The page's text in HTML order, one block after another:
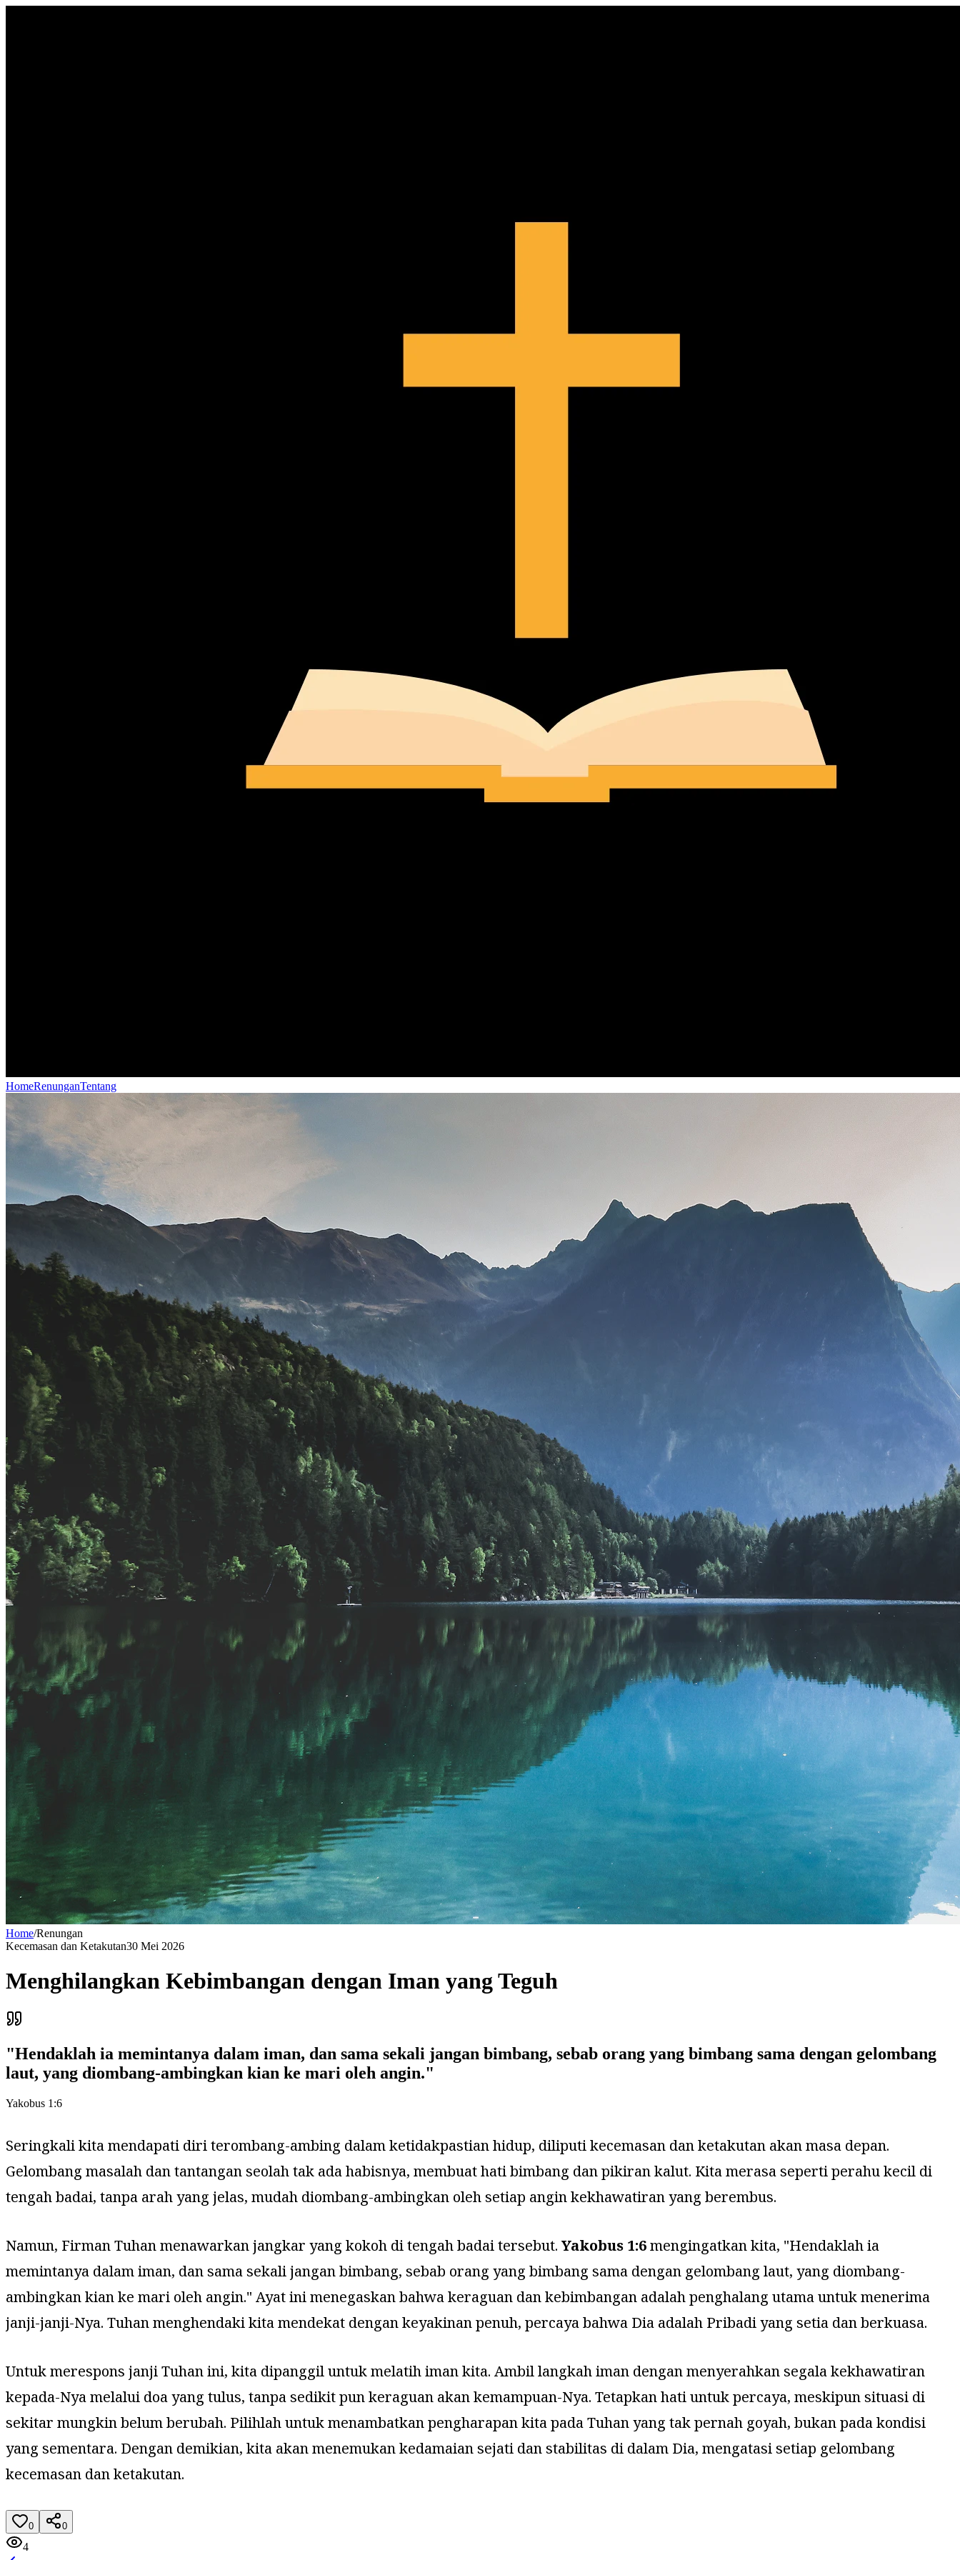
HomeRenunganTentang
Home/Renungan
Kecemasan dan Ketakutan30 Mei 2026
Menghilangkan Kebimbangan dengan Iman yang Teguh
"Hendaklah ia memintanya dalam iman, dan sama sekali jangan bimbang, sebab orang yang bimbang sama dengan gelombang
laut, yang diombang-ambingkan kian ke mari oleh angin."
Yakobus 1:6
Seringkali kita mendapati diri terombang-ambing dalam ketidakpastian hidup, diliputi kecemasan dan ketakutan akan masa depan.
Gelombang masalah dan tantangan seolah tak ada habisnya, membuat hati bimbang dan pikiran kalut. Kita merasa seperti perahu kecil di
tengah badai, tanpa arah yang jelas, mudah diombang-ambingkan oleh setiap angin kekhawatiran yang berembus.
Namun, Firman Tuhan menawarkan jangkar yang kokoh di tengah badai tersebut. Yakobus 1:6mengingatkan kita, "Hendaklah ia
memintanya dalam iman, dan sama sekali jangan bimbang, sebab orang yang bimbang sama dengan gelombang laut, yang diombang-
ambingkan kian ke mari oleh angin." Ayat ini menegaskan bahwa keraguan dan kebimbangan adalah penghalang utama untuk menerima
janji-janji-Nya. Tuhan menghendaki kita mendekat dengan keyakinan penuh, percaya bahwa Dia adalah Pribadi yang setia dan berkuasa.
Untuk merespons janji Tuhan ini, kita dipanggil untuk melatih iman kita. Ambil langkah iman dengan menyerahkan segala kekhawatiran
kepada-Nya melalui doa yang tulus, tanpa sedikit pun keraguan akan kemampuan-Nya. Tetapkan hati untuk percaya, meskipun situasi di
sekitar mungkin belum berubah. Pilihlah untuk menambatkan pengharapan kita pada Tuhan yang tak pernah goyah, bukan pada kondisi
yang sementara. Dengan demikian, kita akan menemukan kedamaian sejati dan stabilitas di dalam Dia, mengatasi setiap gelombang
kecemasan dan ketakutan.
0 0
4